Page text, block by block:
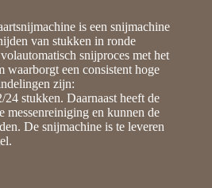
is een snijmachine
van stukken in ronde
snijproces met het
waarborgt een consistent hoge
zijn:
stukken. Daarnaast heeft de
messenreiniging en kunnen de
De snijmachine is te leveren